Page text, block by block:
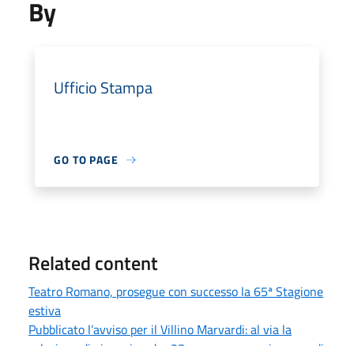
By
Ufficio Stampa
GO TO PAGE
Related content
Teatro Romano, prosegue con successo la 65ª Stagione
estiva
Pubblicato l’avviso per il Villino Marvardi: al via la